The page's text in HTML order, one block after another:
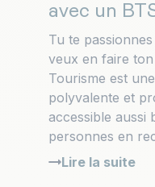
avec un
Tu te
veux en faire
Tourisme est
polyvalente et
accessible aussi
personnes en
Lire la suite